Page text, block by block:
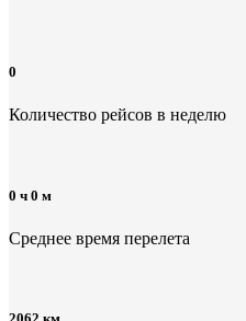
0
Количество рейсов в неделю
0 ч 0 м
Среднее время перелета